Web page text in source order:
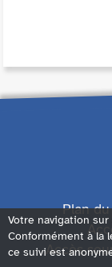
Plan
Accès
Votre navigation
Conformément à la
ce suivi est